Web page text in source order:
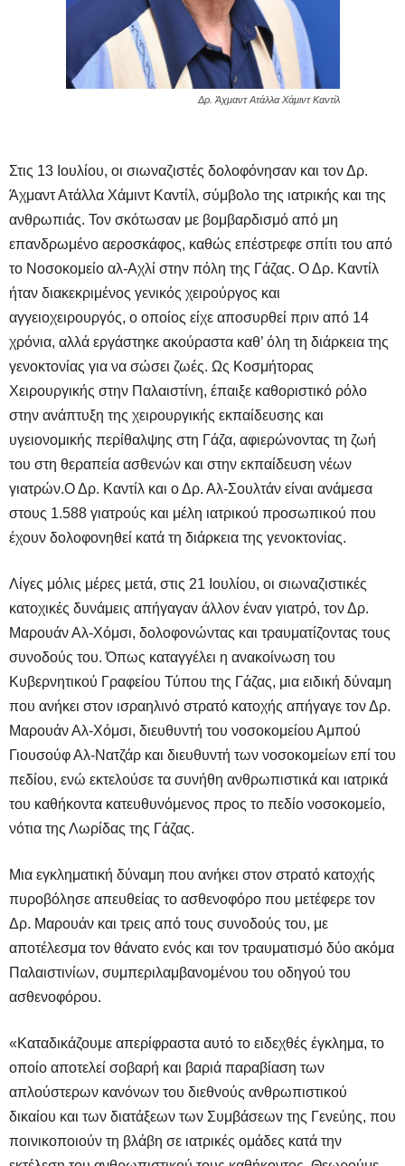
Δρ. Άχμαντ Ατάλλα Χάμιντ Καντίλ
Στις 13 Ιουλίου, οι σιωναζιστές δολοφόνησαν και τον Δρ.
Άχμαντ Ατάλλα Χάμιντ Καντίλ, σύμβολο της ιατρικής και της
ανθρωπιάς. Τον σκότωσαν με βομβαρδισμό από μη
επανδρωμένο αεροσκάφος, καθώς επέστρεφε σπίτι του από
το Νοσοκομείο αλ-Αχλί στην πόλη της Γάζας. Ο Δρ. Καντίλ
ήταν διακεκριμένος γενικός χειρούργος και
αγγειοχειρουργός, ο οποίος είχε αποσυρθεί πριν από 14
χρόνια, αλλά εργάστηκε ακούραστα καθ’ όλη τη διάρκεια της
γενοκτονίας για να σώσει ζωές. Ως Κοσμήτορας
Χειρουργικής στην Παλαιστίνη, έπαιξε καθοριστικό ρόλο
στην ανάπτυξη της χειρουργικής εκπαίδευσης και
υγειονομικής περίθαλψης στη Γάζα, αφιερώνοντας τη ζωή
του στη θεραπεία ασθενών και στην εκπαίδευση νέων
γιατρών.Ο Δρ. Καντίλ και ο Δρ. Αλ-Σουλτάν είναι ανάμεσα
στους 1.588 γιατρούς και μέλη ιατρικού προσωπικού που
έχουν δολοφονηθεί κατά τη διάρκεια της γενοκτονίας.
Λίγες μόλις μέρες μετά, στις 21 Ιουλίου, οι σιωναζιστικές
κατοχικές δυνάμεις απήγαγαν άλλον έναν γιατρό, τον Δρ.
Μαρουάν Αλ-Χόμσι, δολοφονώντας και τραυματίζοντας τους
συνοδούς του. Όπως καταγγέλει η ανακοίνωση του
Κυβερνητικού Γραφείου Τύπου της Γάζας, μια ειδική δύναμη
που ανήκει στον ισραηλινό στρατό κατοχής απήγαγε τον Δρ.
Μαρουάν Αλ-Χόμσι, διευθυντή του νοσοκομείου Αμπού
Γιουσούφ Αλ-Νατζάρ και διευθυντή των νοσοκομείων επί του
πεδίου, ενώ εκτελούσε τα συνήθη ανθρωπιστικά και ιατρικά
του καθήκοντα κατευθυνόμενος προς το πεδίο νοσοκομείο,
νότια της Λωρίδας της Γάζας.
Μια εγκληματική δύναμη που ανήκει στον στρατό κατοχής
πυροβόλησε απευθείας το ασθενοφόρο που μετέφερε τον
Δρ. Μαρουάν και τρεις από τους συνοδούς του, με
αποτέλεσμα τον θάνατο ενός και τον τραυματισμό δύο ακόμα
Παλαιστινίων, συμπεριλαμβανομένου του οδηγού του
ασθενοφόρου.
«Καταδικάζουμε απερίφραστα αυτό το ειδεχθές έγκλημα, το
οποίο αποτελεί σοβαρή και βαριά παραβίαση των
απλούστερων κανόνων του διεθνούς ανθρωπιστικού
δικαίου και των διατάξεων των Συμβάσεων της Γενεύης, που
ποινικοποιούν τη βλάβη σε ιατρικές ομάδες κατά την